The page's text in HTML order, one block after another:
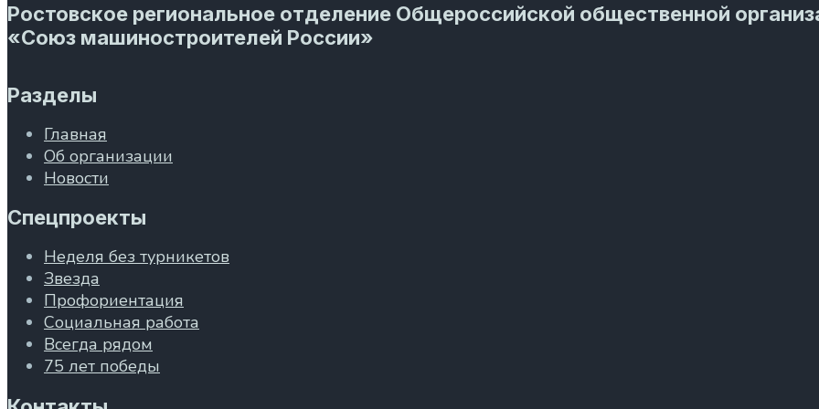
Ростовское региональное отделение Общероссийской общественной
«Союз машиностроителей России»
Разделы
Главная
Об организации
Новости
Спецпроекты
Неделя без турникетов
Звезда
Профориентация
Социальная работа
Всегда рядом
75 лет победы